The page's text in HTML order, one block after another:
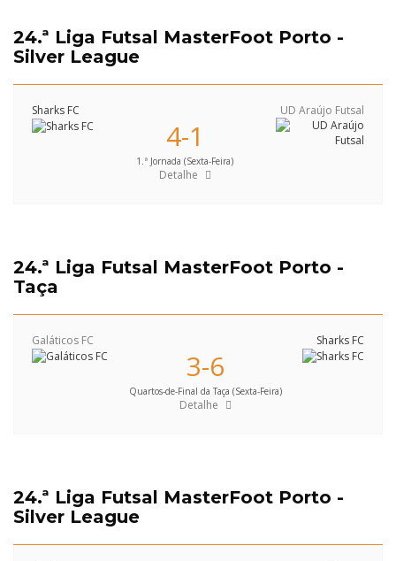
24.ª Liga Futsal MasterFoot Porto -
Silver League
Sharks FC UD Araújo Futsal
4-1
1.ª Jornada (Sexta-Feira)
Detalhe
24.ª Liga Futsal MasterFoot Porto -
Taça
Galáticos FC Sharks FC
3-6
Quartos-de-Final da Taça (Sexta-Feira)
Detalhe
24.ª Liga Futsal MasterFoot Porto -
Silver League